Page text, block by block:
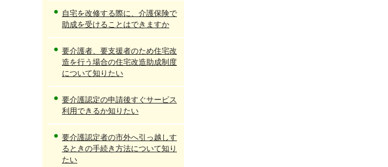
自宅を改修する際に、介護保険で
助成を受けることはできますか
要介護者、要支援者のため住宅改
造を行う場合の住宅改造助成制度
について知りたい
要介護認定の申請後すぐサービス
利用できるか知りたい
要介護認定者の市外へ引っ越しす
るときの手続き方法について知り
たい